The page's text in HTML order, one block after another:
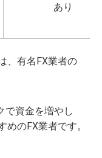
あり
、有名FX業者の
で資金を増やし
のFX業者です。